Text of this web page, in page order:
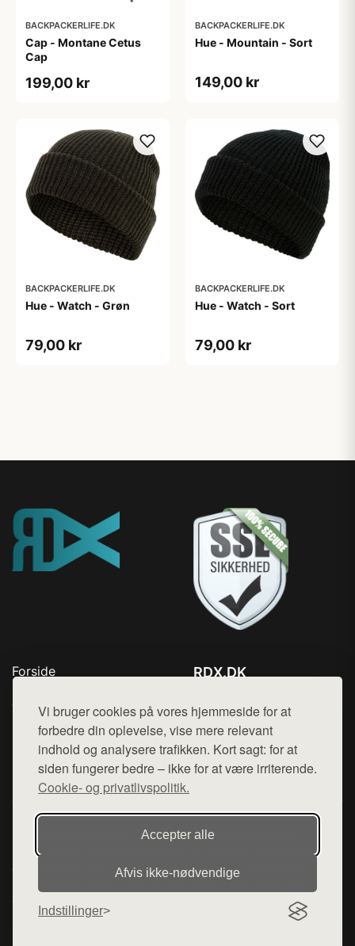
Vi bruger cookies på vores hjemmeside for at
forbedre din oplevelse, vise mere relevant
indhold og analysere trafikken. Kort sagt: for at
siden fungerer bedre – ikke for at være irriterende.
Cookie- og privatlivspolitik.
Accepter alle
Afvis ikke‑nødvendige
Indstillinger
BACKPACKERLIFE.DK
Cap - Montane Cetus
Cap
199,00 kr
BACKPACKERLIFE.DK
Hue - Mountain - Sort
149,00 kr
BACKPACKERLIFE.DK
Hue - Watch - Grøn
79,00 kr
BACKPACKERLIFE.DK
Hue - Watch - Sort
79,00 kr
Forside
Top Rabatter
Blog
Kontakt
RDX.DK
Mail: hej@want.dk
Cookie- og privatlivspolitik
Denne side er en del af want.dk, der udgiver en række
hjemmesider med præsentation af forskellige produkter fra
diverse webshops. Der sælges ikke varer fra denne side - vi
henviser til de shops, som sælger varen. Vi har heller ikke
varerne på lager.